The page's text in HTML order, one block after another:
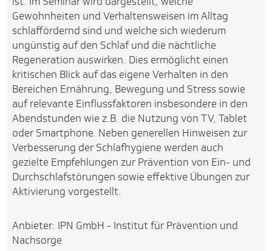
Gewohnheiten und Verhaltensweisen im Alltag
schlaffördernd sind und welche sich wiederum
ungünstig auf den Schlaf und die nächtliche
Regeneration auswirken. Dies ermöglicht einen
kritischen Blick auf das eigene Verhalten in den
Bereichen Ernährung, Bewegung und Stress sowie
auf relevante Einflussfaktoren insbesondere in den
Abendstunden wie z.B. die Nutzung von TV, Tablet
oder Smartphone. Neben generellen Hinweisen zur
Verbesserung der Schlafhygiene werden auch
gezielte Empfehlungen zur Prävention von Ein- und
Durchschlafstörungen sowie effektive Übungen zur
Aktivierung vorgestellt.
Anbieter: IPN GmbH - Institut für Prävention und
Nachsorge